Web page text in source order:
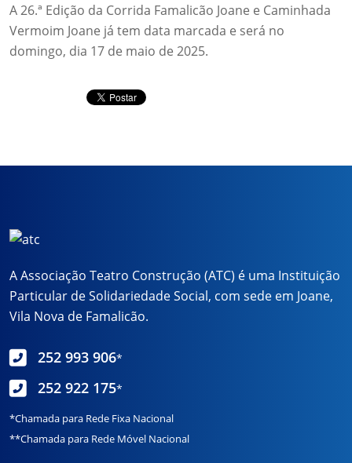
A 26.ª Edição da Corrida Famalicão Joane e Caminhada
Vermoim Joane já tem data marcada e será no
domingo, dia 17 de maio de 2025.
A Associação Teatro Construção (ATC) é uma Instituição
Particular de Solidariedade Social, com sede em Joane,
Vila Nova de Famalicão.
252 993 906*
252 922 175*
*Chamada para Rede Fixa Nacional
**Chamada para Rede Móvel Nacional